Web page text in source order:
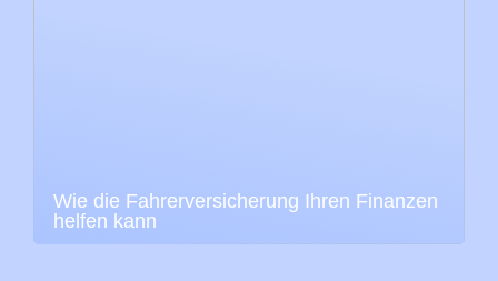
Wie die Fahrerversicherung Ihren Finanzen
helfen kann